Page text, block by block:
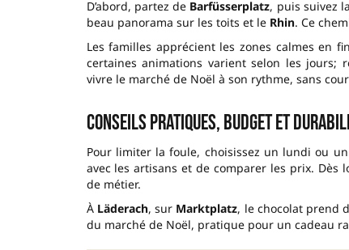
D’abord, partez de Barfüsserplatz, puis suivez
beau panorama sur les toits et le Rhin. Ce
Les familles apprécient les zones calmes en
certaines animations varient selon les jours;
vivre le marché de Noël à son rythme, sans
Conseils pratiques, budget et
Pour limiter la foule, choisissez un lundi ou
avec les artisans et de comparer les prix. Dès
de métier.
À Läderach, sur Marktplatz, le chocolat prend
du marché de Noël, pratique pour un cadeau